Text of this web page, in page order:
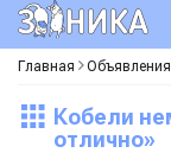
Главная Объявления
Кобели немецкой овчарки «отборное
отлично»